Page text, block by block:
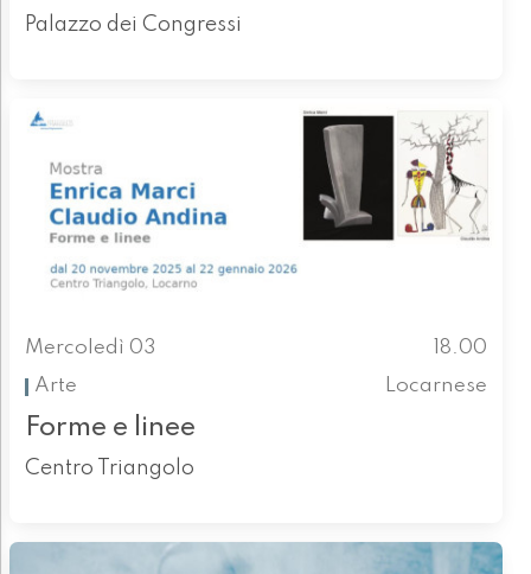
Palazzo dei Congressi
Mercoledì 03
18.00
Arte
Locarnese
Forme e linee
Centro Triangolo